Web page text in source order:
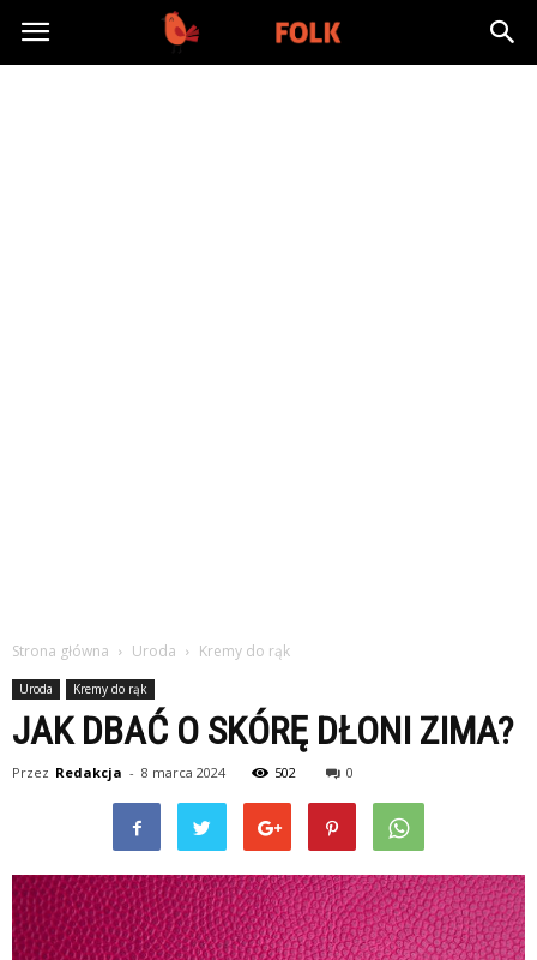
TolkFolk.pl
Strona główna Uroda Kremy do rąk
Uroda Kremy do rąk
JAK DBAĆ O SKÓRĘ DŁONI ZIMA?
Przez Redakcja - 8 marca 2024 502 0